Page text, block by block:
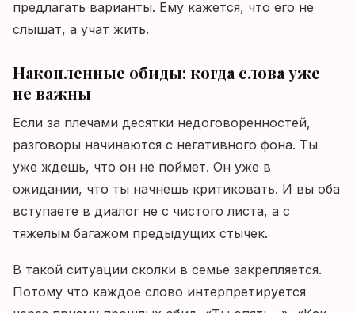
предлагать варианты. Ему кажется, что его не
слышат, а учат жить.
Накопленные обиды: когда слова уже
не важны
Если за плечами десятки недоговоренностей,
разговоры начинаются с негативного фона. Ты
уже ждешь, что он не поймет. Он уже в
ожидании, что ты начнешь критиковать. И вы оба
вступаете в диалог не с чистого листа, а с
тяжелым багажом предыдущих стычек.
В такой ситуации сколки в семье закрепляется.
Потому что каждое слово интерпретируется